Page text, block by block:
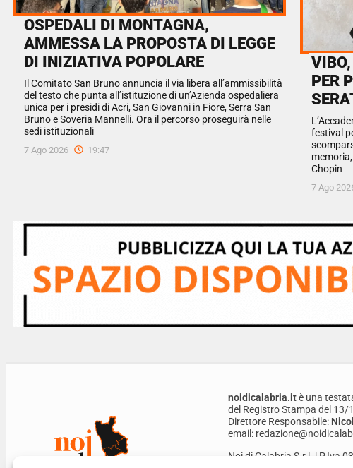
OSPEDALI DI MONTAGNA,
AMMESSA LA PROPOSTA DI LEGGE
DI INIZIATIVA POPOLARE
Il Comitato San Bruno annuncia il via libera all’ammissibilità
del testo che punta all’istituzione di un’Azienda ospedaliera
unica per i presidi di Acri, San Giovanni in Fiore, Serra San
Bruno e Soveria Mannelli. Ora il percorso proseguirà nelle
sedi istituzionali
7 Ago 2026 19:47
PER
festival
Chopin
7 Ago
noidicalabria.itè una
del Registro Stampa del 13/
Direttore Responsabile:
email:
Noi di Calabria S.r.l. | P.Iva